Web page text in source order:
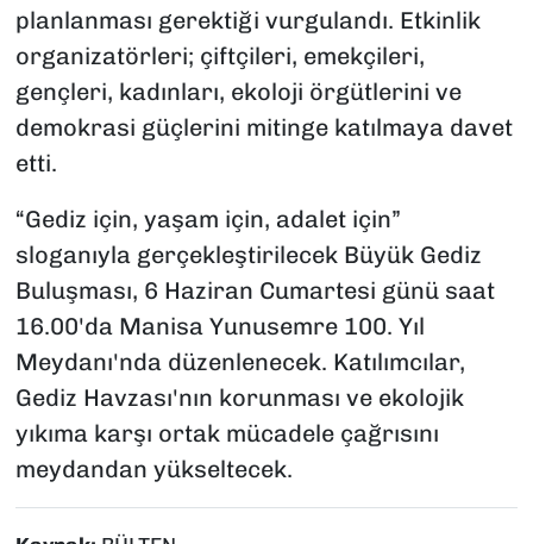
planlanması gerektiği vurgulandı. Etkinlik
organizatörleri; çiftçileri, emekçileri,
gençleri, kadınları, ekoloji örgütlerini ve
demokrasi güçlerini mitinge katılmaya davet
etti.
“Gediz için, yaşam için, adalet için”
sloganıyla gerçekleştirilecek Büyük Gediz
Buluşması, 6 Haziran Cumartesi günü saat
16.00'da Manisa Yunusemre 100. Yıl
Meydanı'nda düzenlenecek. Katılımcılar,
Gediz Havzası'nın korunması ve ekolojik
yıkıma karşı ortak mücadele çağrısını
meydandan yükseltecek.